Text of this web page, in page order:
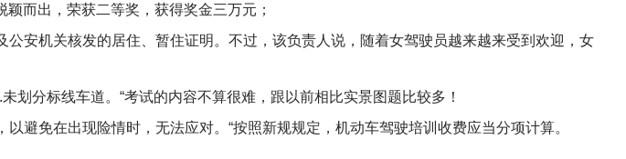
而出，荣获二等奖，获得奖金三万元；
安机关核发的居住、暂住证明。不过，该负责人说，随着女驾驶员越来越来受到欢迎，女
分标线车道。“考试的内容不算很难，跟以前相比实景图题比较多！
避免在出现险情时，无法应对。“按照新规规定，机动车驾驶培训收费应当分项计算。